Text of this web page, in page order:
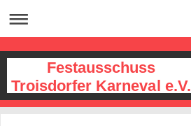
Festausschuss
Troisdorfer Karneval e.V.